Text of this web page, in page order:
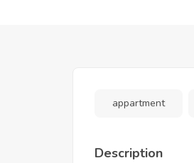
appartment
Description